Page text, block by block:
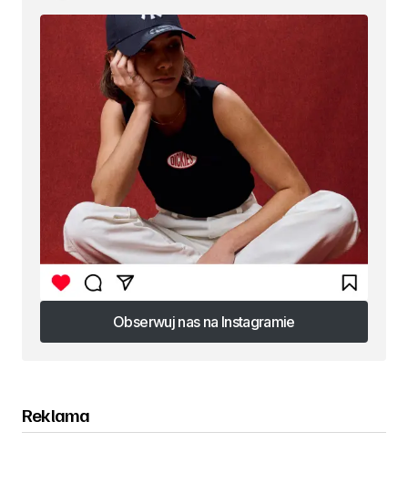
Obserwuj nas na Instagramie
Obserwuj nas na Instagramie
Reklama